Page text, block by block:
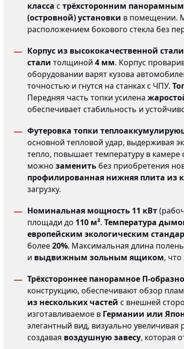
класса с трёхсторонним
(островной) установки в помещении.
расположением бокового стекла без
Корпус из высококачественной
стали толщиной 4 мм. Корпус
оборудовании варят кузова
точностью и гнутся на станках с ЧПУ.
Передняя часть топки усилена
обеспечивает стабильность и
Футеровка топки
основной тепловой удар, выдерживая
тепло, повышает температуру в камере
можно заменить без приобретения
профилированная нижняя плита из
загрузку.
Номинальная мощность 11 кВт
площади до 110 м². Температура
европейским экологическим
более20%. Максимальная длина
и выдвижным зольным ящиком,
Трёхстороннее панорамное П-
конструкцию, обеспечивают обзор
из нескольких частей с внешней
изготавливаемое в Германии или
элегантный вид, визуально увеличивая
создавая воздушную завесу, которая